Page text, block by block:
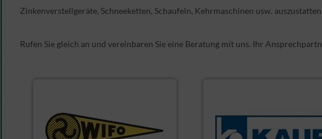
Zinkenverstellgeräte, Schneeketten, Schaufeln, Kehrmaschinen usw.
Rufen Sie gleich an und vereinbaren Sie eine Beratung mit uns. Ihr